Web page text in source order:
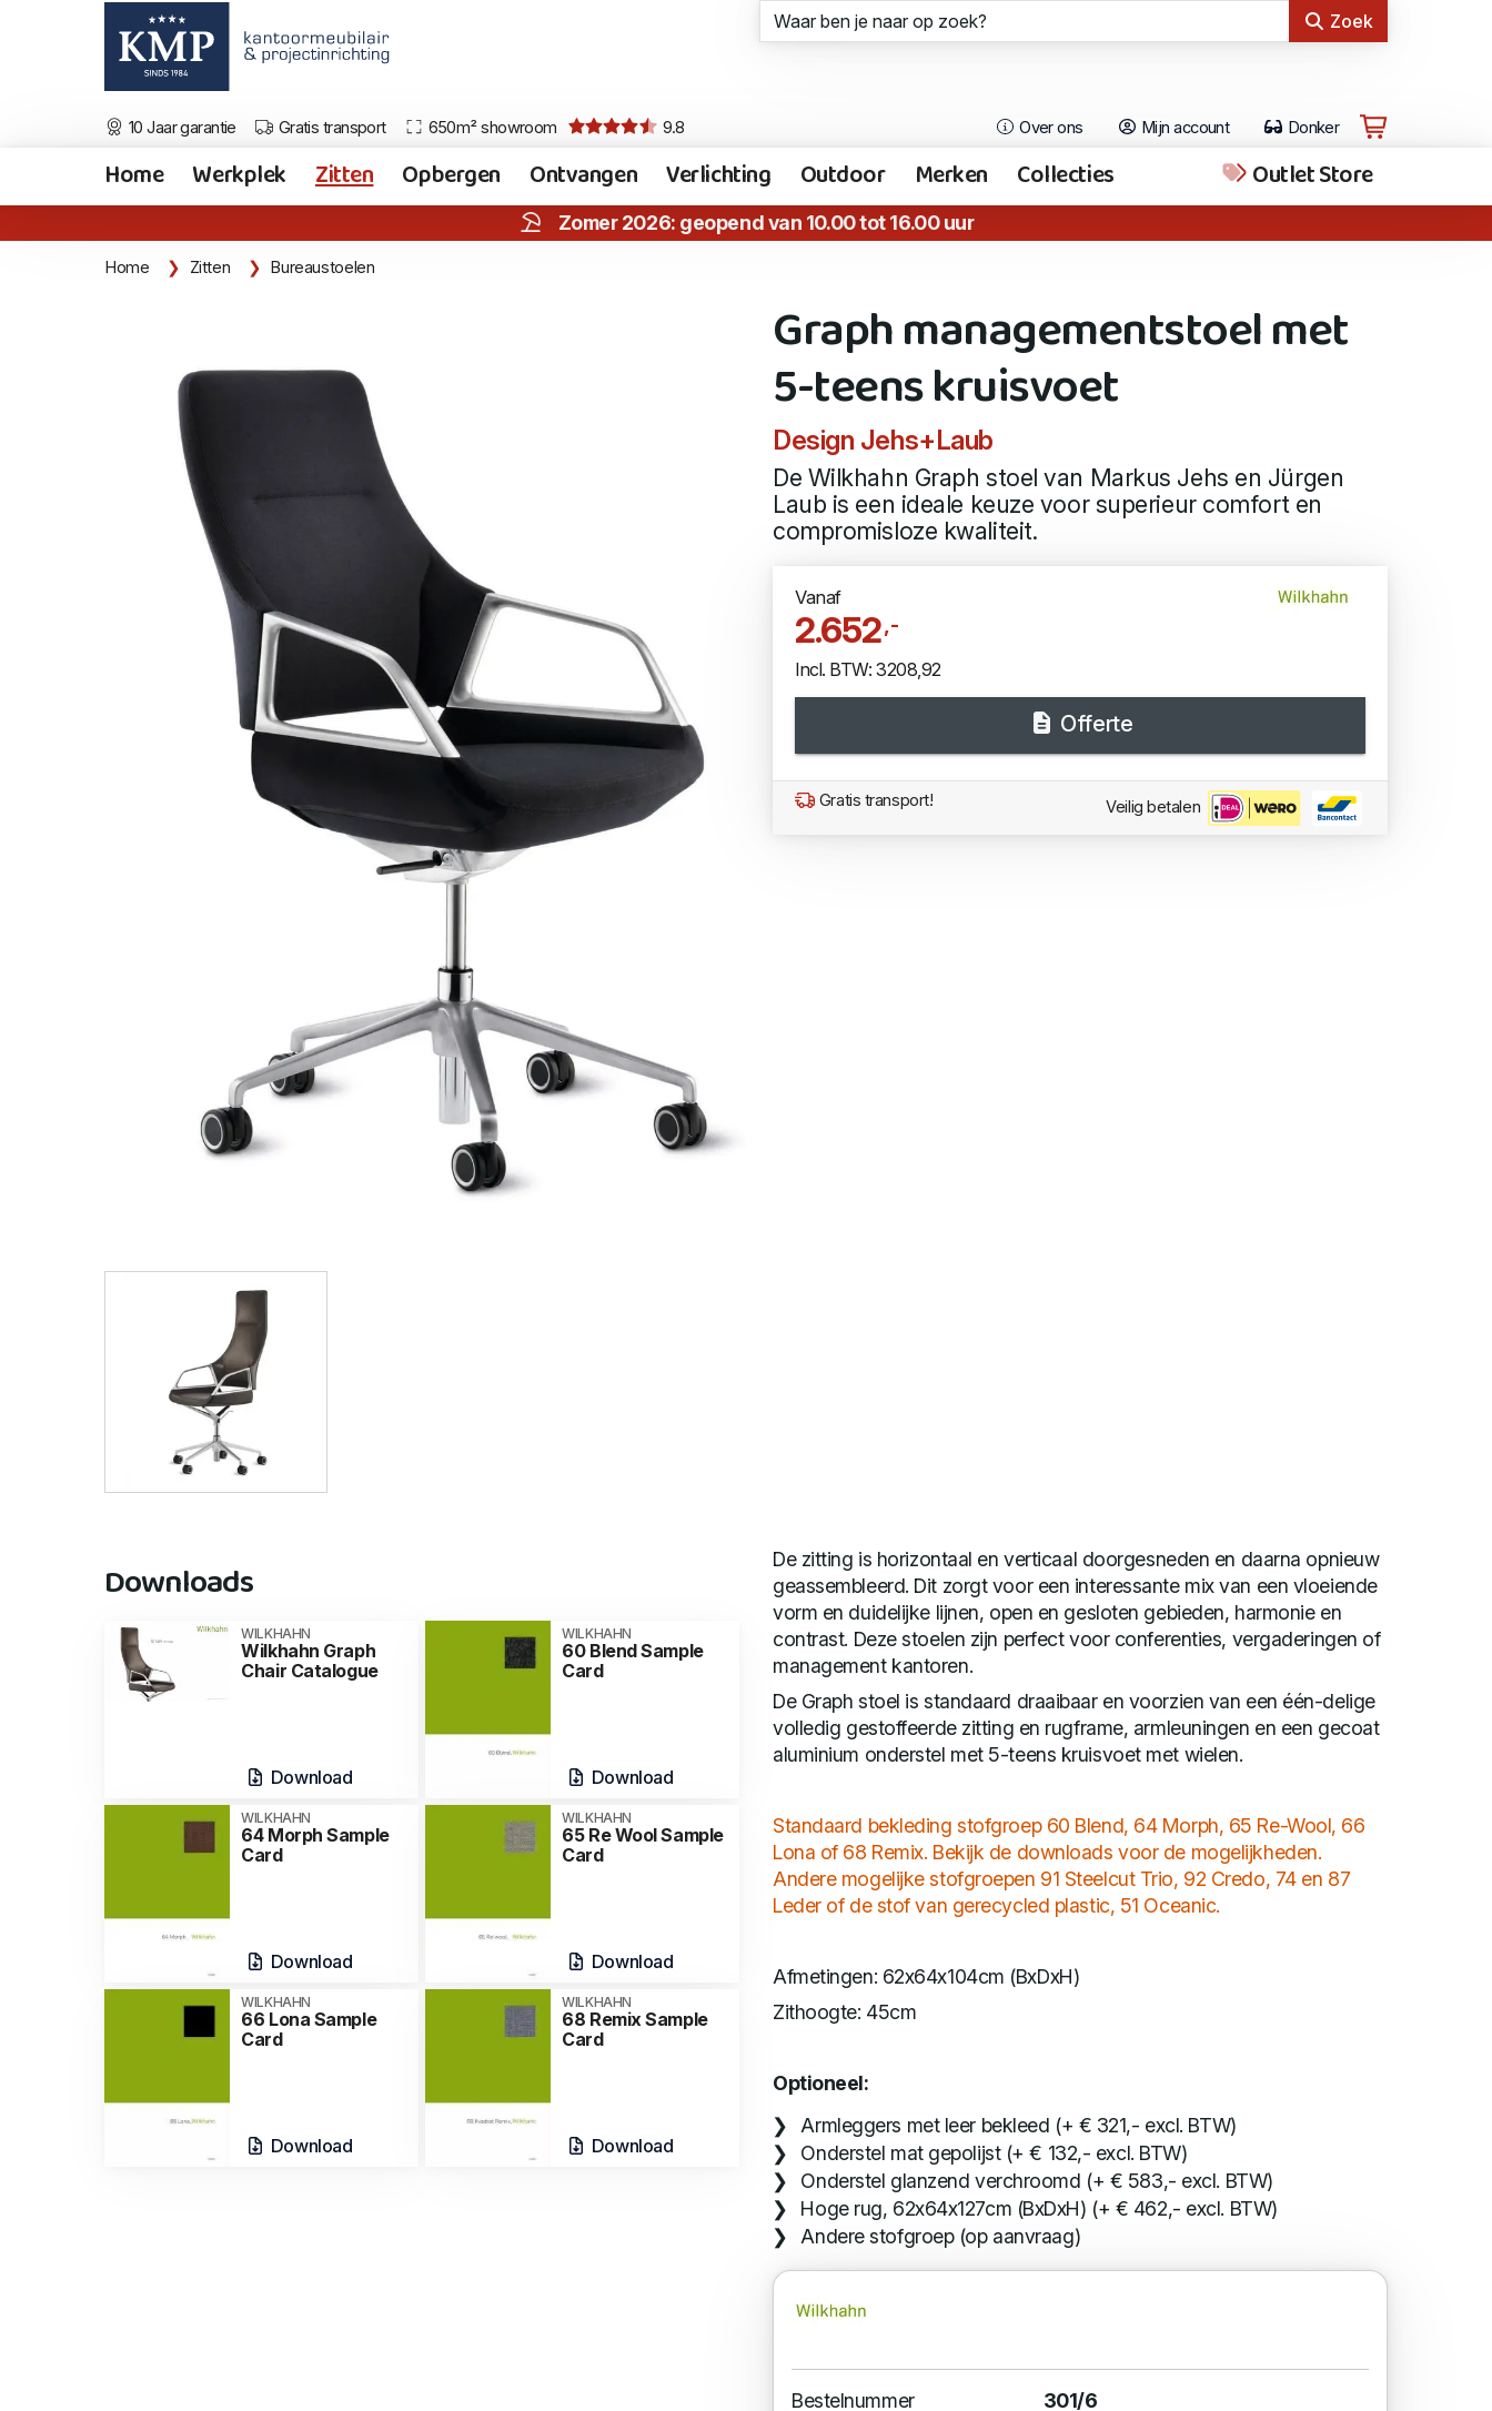
Zoek
10 Jaar garantie Gratis transport 650m² showroom 9.8 Over ons Mijn account Donker
Home Werkplek Zitten Opbergen Ontvangen Verlichting Outdoor Merken Collecties Outlet Store
Zomer 2026: geopend van 10.00 tot 16.00 uur
Home Zitten Bureaustoelen
Graph managementstoel met
5-teens kruisvoet
Design Jehs+Laub
De Wilkhahn Graph stoel van Markus Jehs en Jürgen
Laub is een ideale keuze voor superieur comfort en
compromisloze kwaliteit.
Vanaf
2.652,-
Incl. BTW: 3208,92
Offerte
Gratis transport! Veilig betalen
Downloads
WILKHAHN
Wilkhahn Graph
Chair Catalogue
Download
WILKHAHN
60 Blend Sample
Card
Download
WILKHAHN
64 Morph Sample
Card
Download
WILKHAHN
65 Re Wool Sample
Card
Download
WILKHAHN
66 Lona Sample
Card
Download
WILKHAHN
68 Remix Sample
Card
Download
De zitting is horizontaal en verticaal doorgesneden en daarna opnieuw
geassembleerd. Dit zorgt voor een interessante mix van een vloeiende
vorm en duidelijke lijnen, open en gesloten gebieden, harmonie en
contrast. Deze stoelen zijn perfect voor conferenties, vergaderingen of
management kantoren.
De Graph stoel is standaard draaibaar en voorzien van een één-delige
volledig gestoffeerde zitting en rugframe, armleuningen en een gecoat
aluminium onderstel met 5-teens kruisvoet met wielen.
Standaard bekleding stofgroep 60 Blend, 64 Morph, 65 Re-Wool, 66
Lona of 68 Remix. Bekijk de downloads voor de mogelijkheden.
Andere mogelijke stofgroepen 91 Steelcut Trio, 92 Credo, 74 en 87
Leder of de stof van gerecycled plastic, 51 Oceanic.
Afmetingen: 62x64x104cm (BxDxH)
Zithoogte: 45cm
Optioneel:
Armleggers met leer bekleed (+ € 321,- excl. BTW)
Onderstel mat gepolijst (+ € 132,- excl. BTW)
Onderstel glanzend verchroomd (+ € 583,- excl. BTW)
Hoge rug, 62x64x127cm (BxDxH) (+ € 462,- excl. BTW)
Andere stofgroep (op aanvraag)
Bestelnummer
301/6